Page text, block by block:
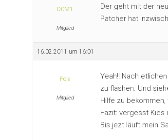
D0M1
Mitglied
Der geht mit der
Patcher hat
16.02.2011 um 16:01
Pole
Mitglied
Yeah!! Nach
zu flashen. Und
Hilfe zu
Fazit: vergesst Kies
Bis jezt läuft mein